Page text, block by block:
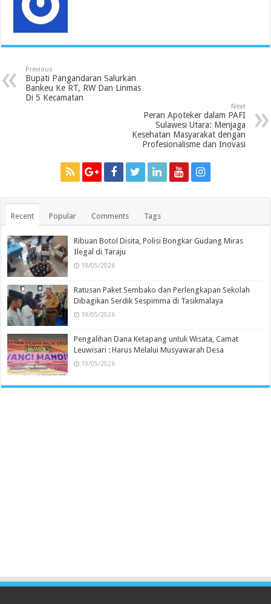
Previous
Bupati Pangandaran Salurkan
Bankeu Ke RT, RW Dan Linmas
Di 5 Kecamatan
Next
Peran Apoteker dalam PAFI
Sulawesi Utara: Menjaga
Kesehatan Masyarakat dengan
Profesionalisme dan Inovasi
Recent Popular Comments Tags
Ribuan Botol Disita, Polisi Bongkar Gudang Miras
Ilegal di Taraju
19/05/2026
Ratusan Paket Sembako dan Perlengkapan Sekolah
Dibagikan Serdik Sespimma di Tasikmalaya
19/05/2026
Pengalihan Dana Ketapang untuk Wisata, Camat
Leuwisari : Harus Melalui Musyawarah Desa
19/05/2026